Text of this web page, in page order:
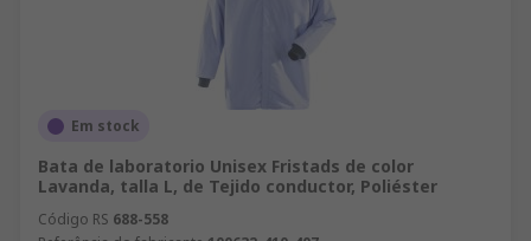
Em stock
Bata de laboratorio Unisex Fristads de color
Lavanda, talla L, de Tejido conductor, Poliéster
Código RS 688-558